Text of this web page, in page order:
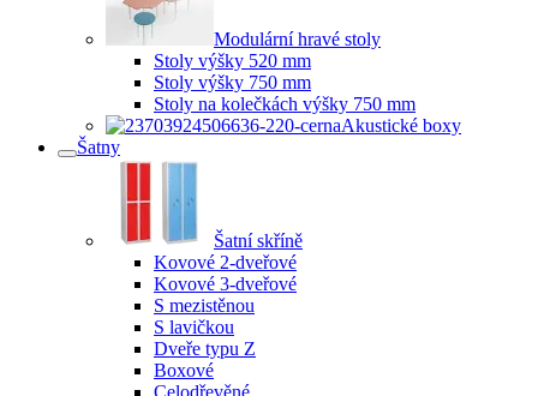
Modulární hravé stoly
Stoly výšky 520 mm
Stoly výšky 750 mm
Stoly na kolečkách výšky 750 mm
Akustické boxy
Šatny
Šatní skříně
Kovové 2-dveřové
Kovové 3-dveřové
S mezistěnou
S lavičkou
Dveře typu Z
Boxové
Celodřevěné